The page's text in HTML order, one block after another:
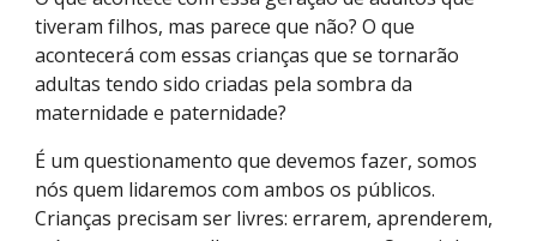
tiveram filhos, mas parece que não? O que
acontecerá com essas crianças que se tornarão
adultas tendo sido criadas pela sombra da
maternidade e paternidade?
É um questionamento que devemos fazer, somos
nós quem lidaremos com ambos os públicos.
Crianças precisam ser livres: errarem, aprenderem,